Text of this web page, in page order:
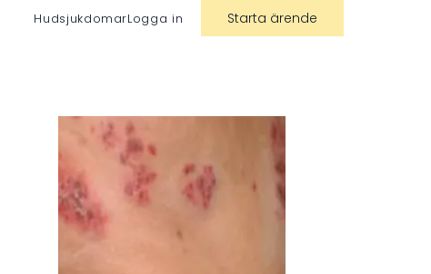
HudsjukdomarLogga in Starta ärende